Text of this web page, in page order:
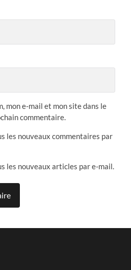
mon e-mail et mon site dans le
commentaire.
les nouveaux commentaires par
les nouveaux articles par e-mail.